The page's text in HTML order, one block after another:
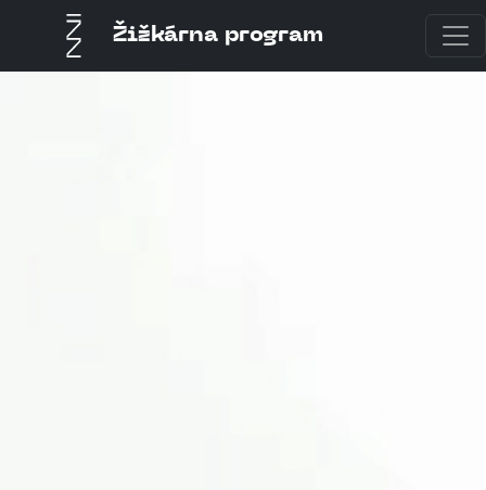
Žižkárna program